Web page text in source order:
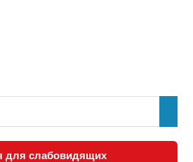
для слабовидящих